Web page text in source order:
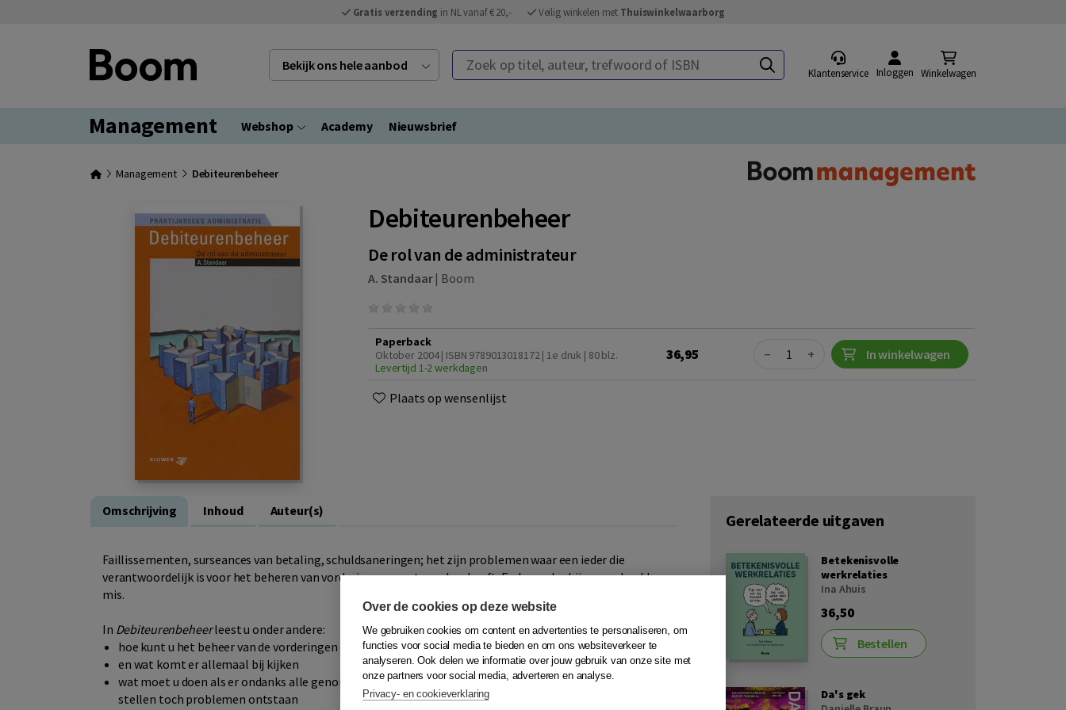
Gratis verzending in NL vanaf € 20,- Veilig winkelen met Thuiswinkelwaarborg
Bekijk ons hele aanbod Zoek op titel, auteur, trefwoord of ISBN
Klantenservice Inloggen Winkelwagen
Management Webshop Academy Nieuwsbrief
Management Debiteurenbeheer
Debiteurenbeheer
De rol van de administrateur
A. Standaar| Boom
Paperback
Oktober 2004 | ISBN 9789013018172 | 1e druk | 80 blz.
Levertijd 1-2 werkdagen
36,95 Quantity
− + In winkelwagen
Plaats op wensenlijst
Omschrijving Inhoud Auteur(s)
Faillissementen, surseances van betaling, schuldsaneringen; het zijn problemen waar een ieder die
verantwoordelijk is voor het beheren van vorderingen mee te maken heeft. En lopen bedrijven veel geld
mis.
In Debiteurenbeheerleest u onder andere:
hoe kunt u het beheer van de vorderingen organiseren
en wat komt er allemaal bij kijken
wat moet u doen als er ondanks alle genomen maatregelen om betaling van vorderingen zeker te
stellen toch problemen ontstaan
Gerelateerde uitgaven
Betekenisvolle
werkrelaties
Ina Ahuis
36,50
Bestellen
Da's gek
Over de cookies op deze website
We gebruiken cookies om content en advertenties te personaliseren, om
functies voor social media te bieden en om ons websiteverkeer te
analyseren. Ook delen we informatie over jouw gebruik van onze site met
onze partners voor social media, adverteren en analyse.
Privacy- en cookieverklaring